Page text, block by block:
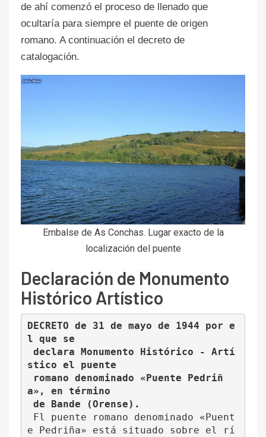
de ahí comenzó el proceso de llenado que
ocultaría para siempre el puente de origen
romano. A continuación el decreto de
catalogación.
Embalse de As Conchas. Lugar exacto de la
localización del puente
Declaración de Monumento
Histórico Artístico
DECRETO de 31 de mayo de 1944 por e
l que se
stico el puente
a», en término
de Bande (Orense).
e Pedriña» está situado sobre el rí